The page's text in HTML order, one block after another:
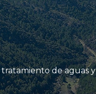
de aguas y